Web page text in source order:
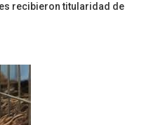
recibieron titularidad de